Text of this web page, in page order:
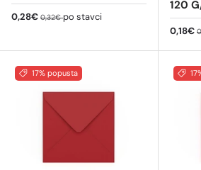
Cijena na sniženju
0,28€ Redovna cijena
0,32€po stavci
120
Cijena
0,18€
17% popusta